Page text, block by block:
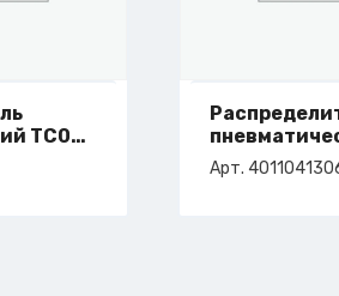
TC08
G1/8 без
арт. 4-011-
Арт.